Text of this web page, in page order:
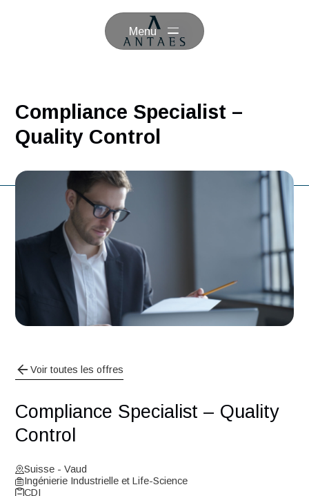
Menu
Compliance Specialist –
Quality Control
Voir toutes les offres
Control